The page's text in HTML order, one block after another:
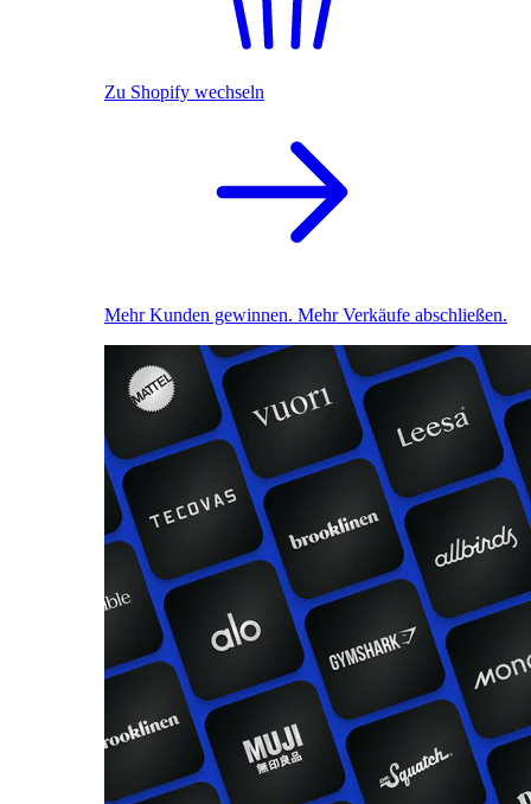
Zu Shopify wechseln
Mehr Kunden gewinnen. Mehr Verkäufe abschließen.